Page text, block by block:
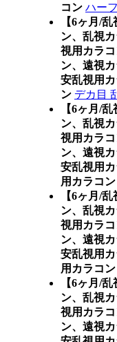
コン ハー
【6ヶ月/
ン、乱視
視用カラ
ン、遠視
安乱視用
ン デカ目
【6ヶ月/
ン、乱視
視用カラ
ン、遠視
安乱視用
用カラコン
【6ヶ月/
ン、乱視
視用カラ
ン、遠視
安乱視用
用カラコン
【6ヶ月/
ン、乱視
視用カラ
ン、遠視